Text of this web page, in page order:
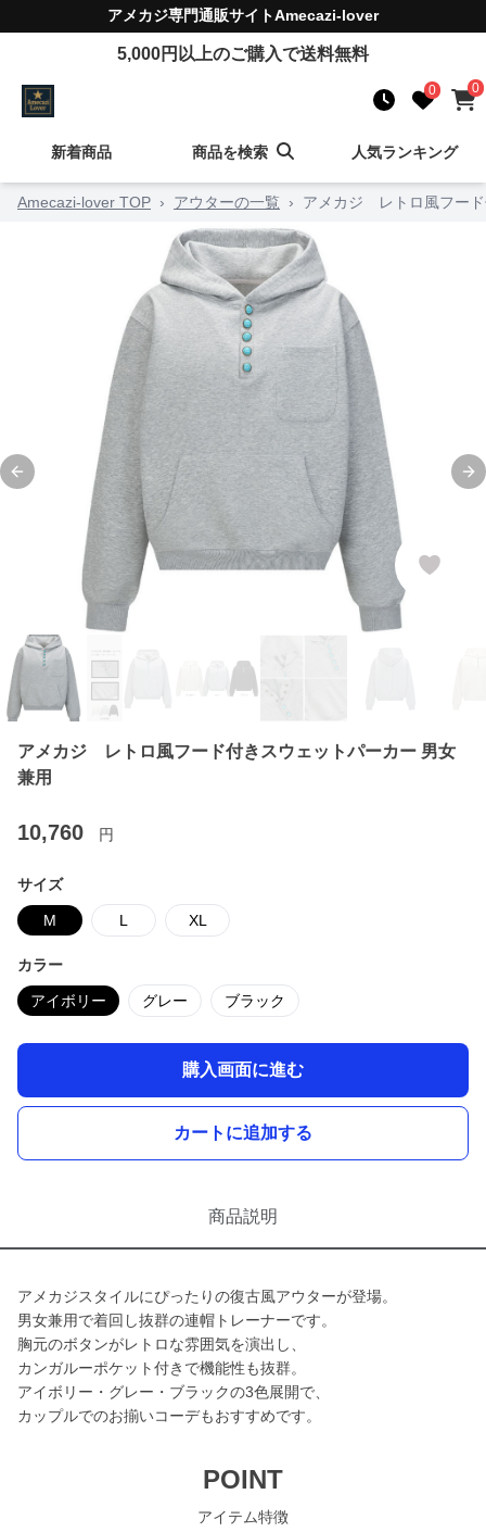
アメカジ専門通販サイトAmecazi-lover
5,000円以上のご購入で送料無料
0 0
新着商品 商品を検索 人気ランキング
Amecazi-lover TOP › アウターの一覧 › アメカジ レトロ風フー
Previous slide
アメカジ レトロ風フード付きスウェットパーカー 男女
兼用
10,760 円
サイズ
M L XL
カラー
アイボリー グレー ブラック
購入画面に進む
カートに追加する
商品説明
アメカジスタイルにぴったりの復古風アウターが登場。
男女兼用で着回し抜群の連帽トレーナーです。
胸元のボタンがレトロな雰囲気を演出し、
カンガルーポケット付きで機能性も抜群。
アイボリー・グレー・ブラックの3色展開で、
カップルでのお揃いコーデもおすすめです。
POINT
アイテム特徴